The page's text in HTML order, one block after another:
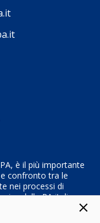
è il più importante
confronto tra le
nei processi di
della PA italiana